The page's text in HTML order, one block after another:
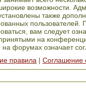
возможности.
также
пользователей.
вам следует
на
на форумах означает
правила
Соглашение